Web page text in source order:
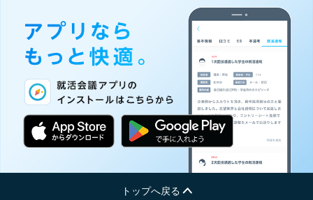
トップへ戻る